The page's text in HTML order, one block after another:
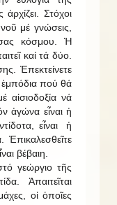
Στόχοι
μέ γνώσεις,
σας κόσμου. Ἡ
καί τά δύο.
Ἐπεκτείνετε
πού θά
αἰσιοδοξία νά
ἀγώνα εἶναι ἡ
εἶναι ἡ
Ἐπικαλεσθεῖτε
βέβαιη.
γεώργιο τῆς
Ἀπαιτεῖται
οἱ ὁποῖες